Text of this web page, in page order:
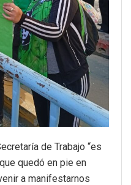
de Trabajo “es
quedó en pie en
a manifestarnos